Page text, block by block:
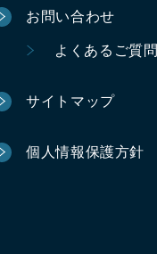
お問い合わせ
よくあるご質問
サイトマップ
個人情報保護方針